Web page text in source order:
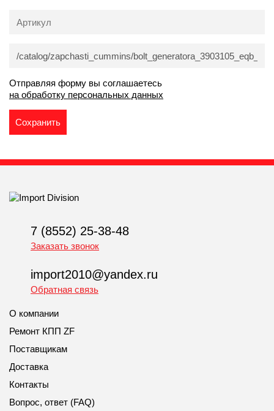
Отправляя форму вы соглашаетесь
на обработку персональных данных
7 (8552) 25-38-48
Заказать звонок
import2010@yandex.ru
Обратная связь
О компании
Ремонт КПП ZF
Поставщикам
Доставка
Контакты
Вопрос, ответ (FAQ)